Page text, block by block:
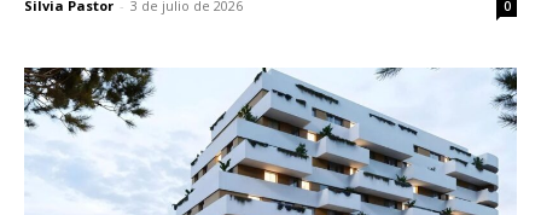
Silvia Pastor - 3 de julio de 2026 0